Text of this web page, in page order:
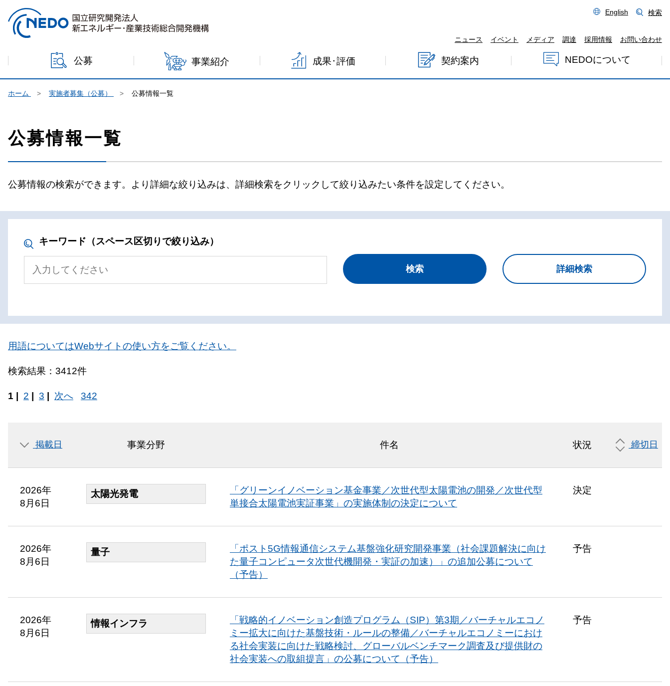
本文へジャンプ
English 検索
ニュース イベント メディア 調達 採用情報 お問い合わせ
公募 事業紹介 成果･評価 契約案内 NEDOについて
ホーム 実施者募集（公募） 公募情報一覧
公募情報一覧
公募情報の検索ができます。より詳細な絞り込みは、詳細検索をクリックして絞り込みたい条件を設定してください。
キーワード（スペース区切りで絞り込み）
用語についてはWebサイトの使い方をご覧ください。
検索結果：3412件
1 | 2 3 次へ 342
掲載日 事業分野 件名 状況 締切日
2026年
8月6日
太陽光発電
「グリーンイノベーション基金事業／次世代型太陽電池の開発／次世代型
単接合太陽電池実証事業」の実施体制の決定について
決定
2026年
8月6日
量子
「ポスト5G情報通信システム基盤強化研究開発事業（社会課題解決に向け
た量子コンピュータ次世代機開発・実証の加速）」の追加公募について
（予告）
予告
2026年
8月6日
情報インフラ
「戦略的イノベーション創造プログラム（SIP）第3期／バーチャルエコノ
ミー拡大に向けた基盤技術・ルールの整備／バーチャルエコノミーにおけ
る社会実装に向けた戦略検討、グローバルベンチマーク調査及び提供財の
社会実装への取組提言」の公募について（予告）
予告